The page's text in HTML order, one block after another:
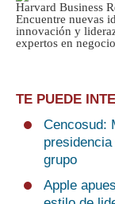
Harvard Business
Encuentre nuevas
innovación y
expertos en
TE PUEDE
Cencosud:
grupo
Apple